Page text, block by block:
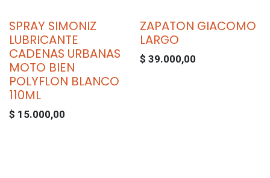
SPRAY SIMONIZ
LUBRICANTE
CADENAS URBANAS
MOTO BIEN
POLYFLON BLANCO
110ML
$ 15.000,00
ZAPATON GIACOMO
LARGO
$ 39.000,00